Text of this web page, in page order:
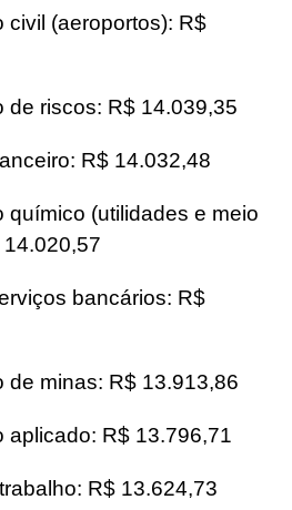
civil (aeroportos): R$
de riscos: R$ 14.039,35
R$ 14.032,48
químico (utilidades e meio
bancários: R$
de minas: R$ 13.913,86
aplicado: R$ 13.796,71
R$ 13.624,73